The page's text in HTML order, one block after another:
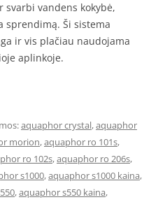
svarbi vandens kokybė,
sprendimą. Ši sistema
ir vis plačiau naudojama
aplinkoje.
aquaphor crystal,aquaphor
morion,aquaphor ro 101s,
ro 102s,aquaphor ro 206s,
s1000,aquaphor s1000 kaina,
,aquaphor s550 kaina,